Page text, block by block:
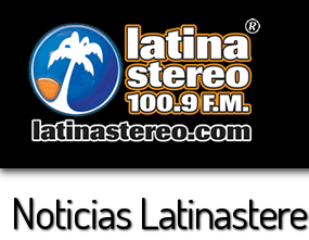
Noticias